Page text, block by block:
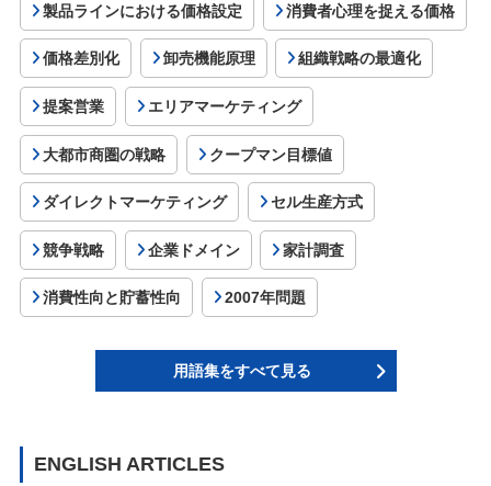
製品ラインにおける価格設定 消費者心理を捉える価格
価格差別化 卸売機能原理 組織戦略の最適化
提案営業 エリアマーケティング
大都市商圏の戦略 クープマン目標値
ダイレクトマーケティング セル生産方式
競争戦略 企業ドメイン 家計調査
消費性向と貯蓄性向 2007年問題
用語集をすべて見る
ENGLISH ARTICLES